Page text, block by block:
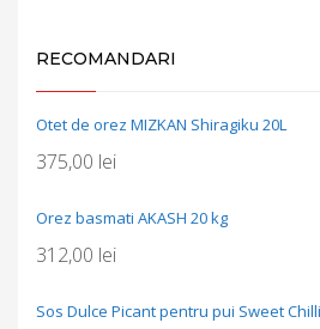
RECOMANDARI
Otet de orez MIZKAN Shiragiku 20L
375,00 lei
Orez basmati AKASH 20 kg
312,00 lei
Sos Dulce Picant pentru pui Sweet